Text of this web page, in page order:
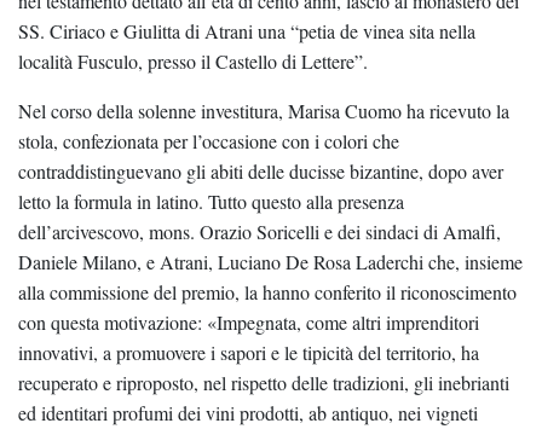
SS. Ciriaco e Giulitta di Atrani una “petia de vinea sita nella
località Fusculo, presso il Castello di Lettere”.
Nel corso della solenne investitura, Marisa Cuomo ha ricevuto la
stola, confezionata per l’occasione con i colori che
contraddistinguevano gli abiti delle ducisse bizantine, dopo aver
letto la formula in latino. Tutto questo alla presenza
dell’arcivescovo, mons. Orazio Soricelli e dei sindaci di Amalfi,
Daniele Milano, e Atrani, Luciano De Rosa Laderchi che, insieme
alla commissione del premio, la hanno conferito il riconoscimento
con questa motivazione: «Impegnata, come altri imprenditori
innovativi, a promuovere i sapori e le tipicità del territorio, ha
recuperato e riproposto, nel rispetto delle tradizioni, gli inebrianti
ed identitari profumi dei vini prodotti, ab antiquo, nei vigneti